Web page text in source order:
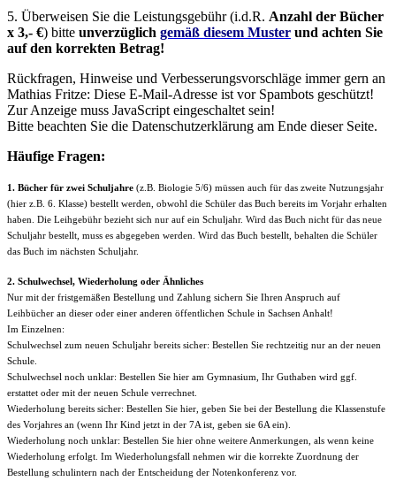
5. Überweisen Sie die Leistungsgebühr (i.d.R. Anzahl der Bücher
x 3,- €) bitte unverzüglich gemäß diesem Muster und achten Sie
auf den korrekten Betrag!
Rückfragen, Hinweise und Verbesserungsvorschläge immer gern an
Mathias Fritze: Diese E-Mail-Adresse ist vor Spambots geschützt!
Zur Anzeige muss JavaScript eingeschaltet sein!
Bitte beachten Sie die Datenschutzerklärung am Ende dieser Seite.
Häufige Fragen:
1. Bücher für zwei Schuljahre (z.B. Biologie 5/6) müssen auch für das zweite Nutzungsjahr
(hier z.B. 6. Klasse) bestellt werden, obwohl die Schüler das Buch bereits im Vorjahr erhalten
haben. Die Leihgebühr bezieht sich nur auf ein Schuljahr. Wird das Buch nicht für das neue
Schuljahr bestellt, muss es abgegeben werden. Wird das Buch bestellt, behalten die Schüler
das Buch im nächsten Schuljahr.
2. Schulwechsel, Wiederholung oder Ähnliches
Nur mit der fristgemäßen Bestellung und Zahlung sichern Sie Ihren Anspruch auf
Leihbücher an dieser oder einer anderen öffentlichen Schule in Sachsen Anhalt!
Im Einzelnen:
Schulwechsel zum neuen Schuljahr bereits sicher: Bestellen Sie rechtzeitig nur an der neuen
Schule.
Schulwechsel noch unklar: Bestellen Sie hier am Gymnasium, Ihr Guthaben wird ggf.
erstattet oder mit der neuen Schule verrechnet.
Wiederholung bereits sicher: Bestellen Sie hier, geben Sie bei der Bestellung die Klassenstufe
des Vorjahres an (wenn Ihr Kind jetzt in der 7A ist, geben sie 6A ein).
Wiederholung noch unklar: Bestellen Sie hier ohne weitere Anmerkungen, als wenn keine
Wiederholung erfolgt. Im Wiederholungsfall nehmen wir die korrekte Zuordnung der
Bestellung schulintern nach der Entscheidung der Notenkonferenz vor.